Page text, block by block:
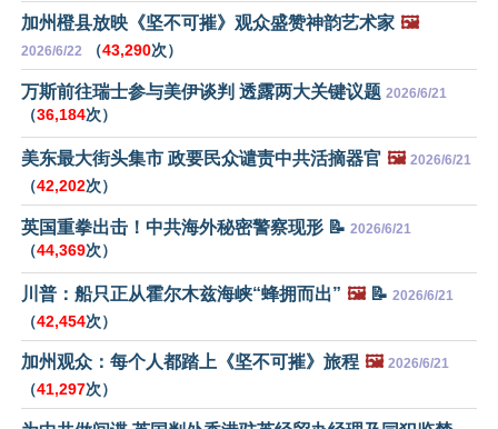
加州橙县放映《坚不可摧》观众盛赞神韵艺术家 🖼️
2026/6/22 （43,290次）
万斯前往瑞士参与美伊谈判 透露两大关键议题 2026/6/21
（36,184次）
美东最大街头集市 政要民众谴责中共活摘器官 🖼️ 2026/6/21
（42,202次）
英国重拳出击！中共海外秘密警察现形 📝 2026/6/21
（44,369次）
川普：船只正从霍尔木兹海峡“蜂拥而出” 🖼️📝 2026/6/21
（42,454次）
加州观众：每个人都踏上《坚不可摧》旅程 🖼️ 2026/6/21
（41,297次）